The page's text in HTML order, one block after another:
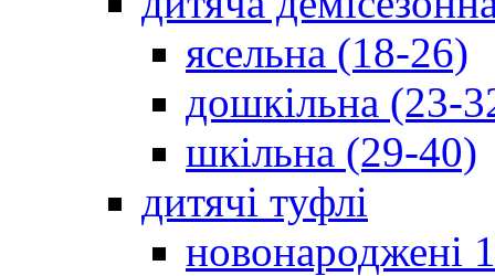
ясельна (18-26)
дошкільна (23-
шкільна (29-40)
дитячі туфлі
новонароджені